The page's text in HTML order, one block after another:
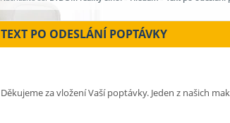
TEXT PO ODESLÁNÍ POPTÁVKY
Děkujeme za vložení Vaší poptávky. Jeden z našich